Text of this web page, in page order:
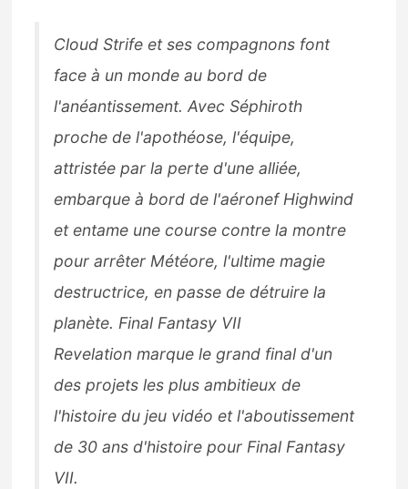
Cloud Strife et ses compagnons font
face à un monde au bord de
l'anéantissement. Avec Séphiroth
proche de l'apothéose, l'équipe,
attristée par la perte d'une alliée,
embarque à bord de l'aéronef Highwind
et entame une course contre la montre
pour arrêter Météore, l'ultime magie
destructrice, en passe de détruire la
planète. Final Fantasy VII
Revelationmarque le grand final d'un
des projets les plus ambitieux de
l'histoire du jeu vidéo et l'aboutissement
de 30 ans d'histoire pour Final Fantasy
VII.